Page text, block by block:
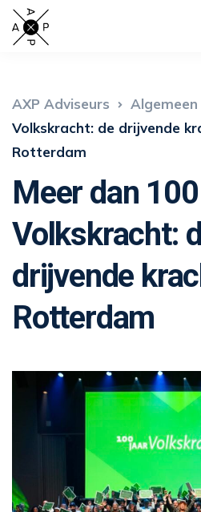
AXP Adviseurs Algemeen
Volkskracht: de drijvende
Rotterdam
Meer dan
Volkskracht:
drijvende
Rotterdam